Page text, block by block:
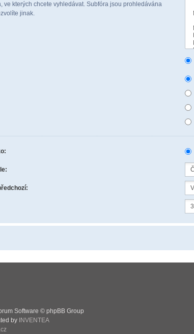
ve kterých chcete vyhledávat. Subfóra jsou prohledávána
jinak.
Software © phpBB Group
by INVENTEA